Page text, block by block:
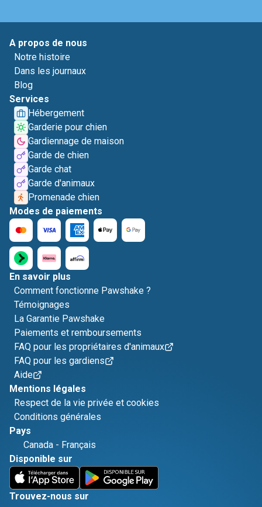
A propos de nous
Notre histoire
Dans les journaux
Blog
Services
Hébergement
Garderie pour chien
Gardiennage de maison
Garde de chien
Garde chat
Garde d'animaux
Promenade chien
Modes de paiements
En savoir plus
Comment fonctionne Pawshake ?
Témoignages
La Garantie Pawshake
Paiements et remboursements
FAQ pour les propriétaires d'animaux
FAQ pour les gardiens
Aide
Mentions légales
Respect de la vie privée et cookies
Conditions générales
Pays
Canada - Français
Disponible sur
Trouvez-nous sur